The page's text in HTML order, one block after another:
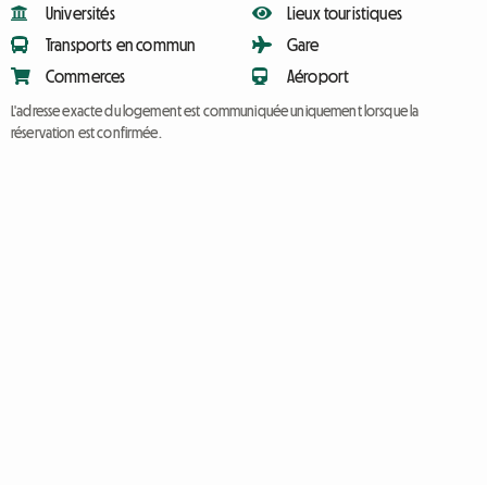
Universités
Transports en commun
Commerces
Lieux touristiques
Gare
Aéroport
L'adresse exacte du logement est communiquée uniquement lorsque la
réservation est confirmée.